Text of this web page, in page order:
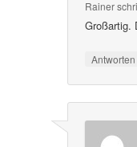
Rainer
Großartig.
Antworten